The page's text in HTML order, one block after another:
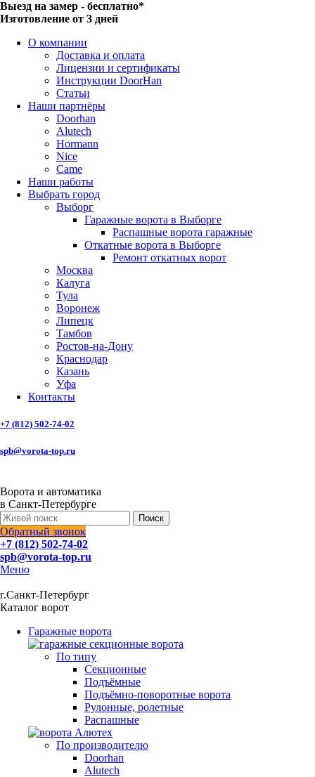
Выезд на замер - бесплатно*
Изготовление от 3 дней
О компании
Доставка и оплата
Лицензии и сертификаты
Инструкции DoorHan
Статьи
Наши партнёры
Doorhan
Alutech
Hormann
Nice
Came
Наши работы
Выбрать город
Выборг
Гаражные ворота в Выборге
Распашные ворота гаражные
Откатные ворота в Выборге
Ремонт откатных ворот
Москва
Калуга
Тула
Воронеж
Липецк
Тамбов
Ростов-на-Дону
Краснодар
Казань
Уфа
Контакты
+7 (812) 502-74-02
spb@vorota-top.ru
Ворота и автоматика
в Санкт-Петербурге
Поиск
Обратный звонок
+7 (812) 502-74-02
spb@vorota-top.ru
Меню
г.Санкт-Петербург
Каталог ворот
Гаражные ворота
По типу
Секционные
Подъёмные
Подъёмно-поворотные ворота
Рулонные, ролетные
Распашные
По производителю
Doorhan
Alutech